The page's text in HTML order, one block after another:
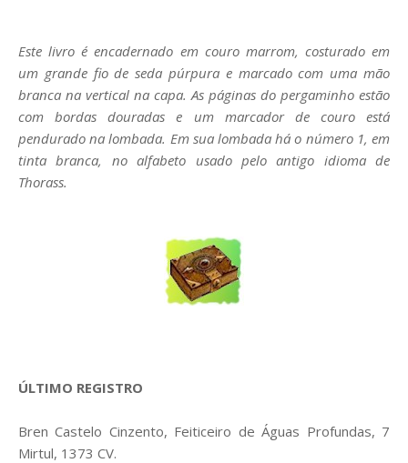
Este livro é encadernado em couro marrom, costurado em
um grande fio de seda púrpura e marcado com uma mão
branca na vertical na capa. As páginas do pergaminho estão
com bordas douradas e um marcador de couro está
pendurado na lombada. Em sua lombada há o número 1, em
tinta branca, no alfabeto usado pelo antigo idioma de
Thorass.
ÚLTIMO REGISTRO
Bren Castelo Cinzento, Feiticeiro de Águas Profundas, 7
Mirtul, 1373 CV.